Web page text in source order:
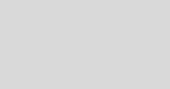
avaliação psicológica